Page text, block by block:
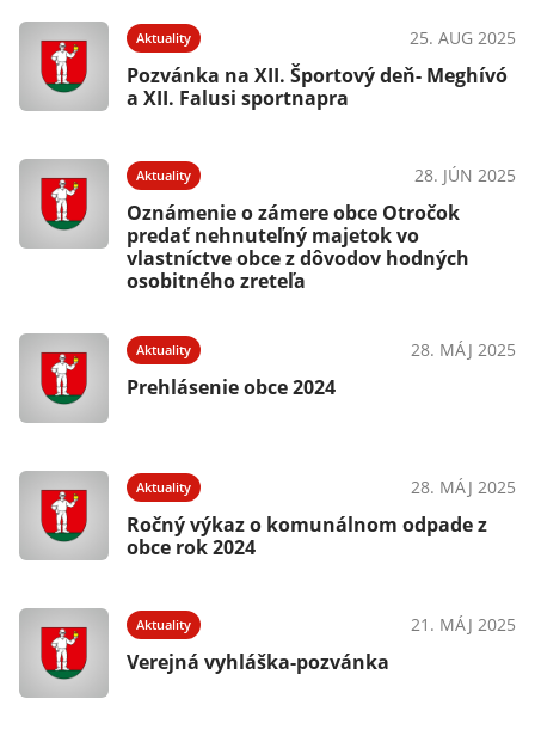
Aktuality 25. AUG 2025
Pozvánka na XII. Športový deň- Meghívó
a XII. Falusi sportnapra
Aktuality 28. JÚN 2025
Oznámenie o zámere obce Otročok
predať nehnuteľný majetok vo
vlastníctve obce z dôvodov hodných
osobitného zreteľa
Aktuality 28. MÁJ 2025
Prehlásenie obce 2024
Aktuality 28. MÁJ 2025
Ročný výkaz o komunálnom odpade z
obce rok 2024
Aktuality 21. MÁJ 2025
Verejná vyhláška-pozvánka